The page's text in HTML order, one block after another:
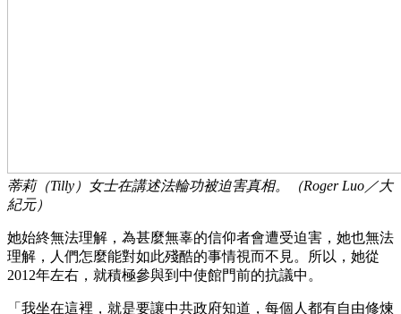
蒂莉（Tilly）女士在講述法輪功被迫害真相。（Roger Luo／大
紀元）
她始終無法理解，為甚麼無辜的信仰者會遭受迫害，她也無法
理解，人們怎麼能對如此殘酷的事情視而不見。所以，她從
2012年左右，就積極參與到中使館門前的抗議中。
「我坐在這裡，就是要讓中共政府知道，每個人都有自由修煉